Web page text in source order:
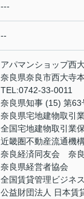
---
--
アパマンショップ西
奈良県奈良市西大寺
TEL:0742-33-0011
奈良県知事 (15) 第63
奈良県宅地建物取引
全国宅地建物取引業
近畿圏不動産流通機
奈良経済同友会 奈
奈良県経営者協会
全国賃貸管理ビジネ
公益財団法人 日本